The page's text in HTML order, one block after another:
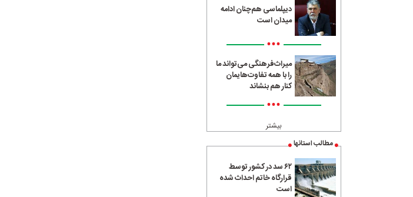
دیپلماسی هم‌چنان ادامه
میدان است
•••
میراث‌فرهنگی می‌تواند ما
را با همه تفاوت‌هایمان
کنار هم بنشاند
•••
بیشتر
مطالب استانها
۶۲ سد در کشور توسط
قرارگاه خاتم احداث شده
است